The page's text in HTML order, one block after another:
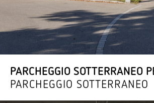
PARCHEGGIO SOTTER­RANEO
PARCHEGGIO SOTTERRANEO